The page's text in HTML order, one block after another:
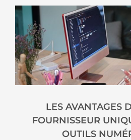
LES AVANTAGES
FOURNISSEUR
OUTILS